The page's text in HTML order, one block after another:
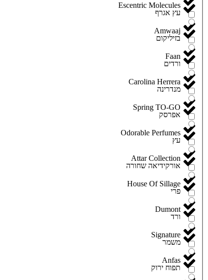
Escentric Molecules
Amwaaj
Faan
Carolina Herrera
Spring TO-GO
Odorable Perfumes
Attar Collection
House Of Sillage
Dumont
Signature
Anfas
עץ אגרף
בזיליקום
ורדים
מנדרינה
אפרסק
עץ
אורקידיאה שחורה
פרי
ורד
משמר
תפוח ירוק